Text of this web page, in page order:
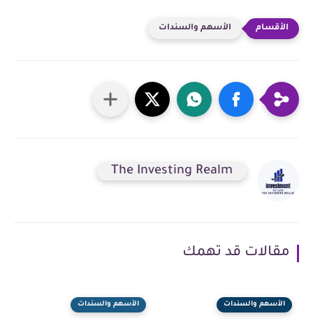
الأسهم والسندات
The Investing Realm
مقالات قد تهمك
الأسهم والسندات الأسهم والسندات